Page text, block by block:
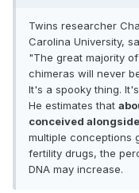
Twins researcher
Carolina University,
"The great majority
chimeras will never
It's a spooky thing.
He estimates that
conceived
multiple conceptions
fertility drugs, the
DNA may increase.